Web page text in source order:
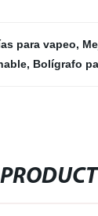
para vapeo,
, Bolígrafo